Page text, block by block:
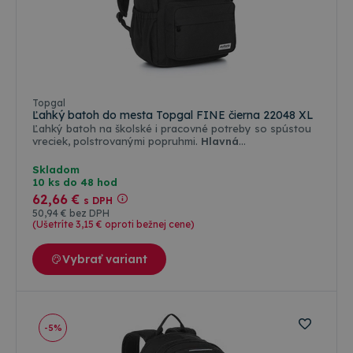
Topgal
Ľahký batoh do mesta Topgal FINE čierna 22048 XL
Ľahký batoh na školské i pracovné potreby so spústou
vreciek, polstrovanými popruhmi. Hlavná
vnútorná podšívka 15 "palcové polstrovaná vrecko s
fleesovou podšívkou dve predné a jedno vnútorné
prenášanie v ruke a kovové ťaháčiky zväčšený batoh
FINE s celkovým objemom 27 litrov
Skladom
10 ks do 48 hod
62,66 € s DPH
50,94 € bez DPH
(Ušetríte 3,15 € oproti bežnej cene)
Vybrať variant
-5%